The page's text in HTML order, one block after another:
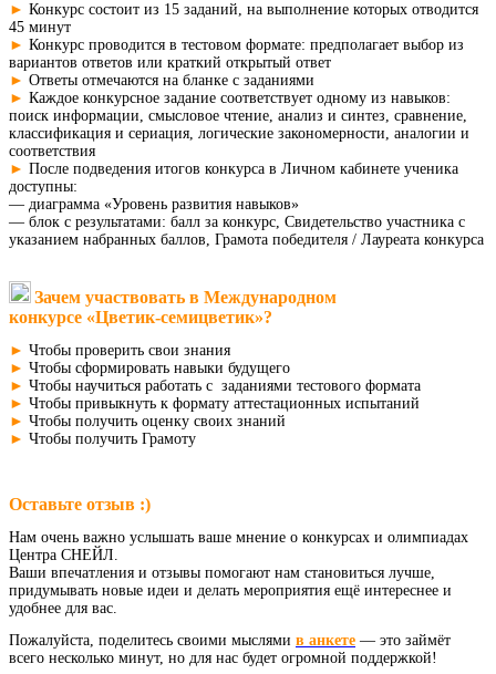
► Конкурс состоит из 15 заданий, на выполнение которых отводится
45 минут
► Конкурс проводится в тестовом формате: предполагает выбор из
вариантов ответов или краткий открытый ответ
► Ответы отмечаются на бланке с заданиями
► Каждое конкурсное задание соответствует одному из навыков:
поиск информации, смысловое чтение, анализ и синтез, сравнение,
классификация и сериация, логические закономерности, аналогии и
соответствия
► После подведения итогов конкурса в Личном кабинете ученика
доступны:
— диаграмма «Уровень развития навыков»
— блок с результатами: балл за конкурс, Свидетельство участника с
указанием набранных баллов, Грамота победителя / Лауреата конкурса
Зачем участвовать в Международном
конкурсе «Цветик-семицветик»?
► Чтобы проверить свои знания
► Чтобы сформировать навыки будущего
► Чтобы научиться работать с заданиями тестового формата
► Чтобы привыкнуть к формату аттестационных испытаний
► Чтобы получить оценку своих знаний
► Чтобы получить Грамоту
Оставьте отзыв :)
Нам очень важно услышать ваше мнение о конкурсах и олимпиадах
Центра СНЕЙЛ.
Ваши впечатления и отзывы помогают нам становиться лучше,
придумывать новые идеи и делать мероприятия ещё интереснее и
удобнее для вас.
Пожалуйста, поделитесь своими мыслями в анкете — это займёт
всего несколько минут, но для нас будет огромной поддержкой!